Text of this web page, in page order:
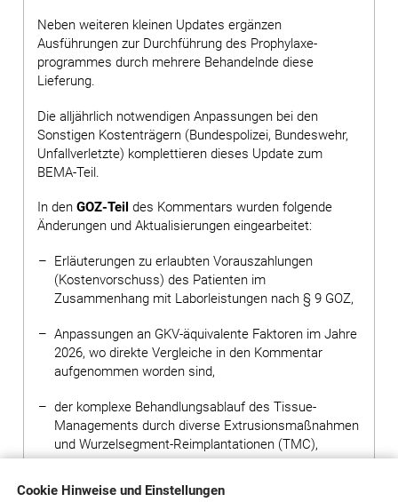
Cookie Hinweise und Einstellungen
Neben weiteren kleinen Updates ergänzen
Ausführungen zur Durchführung des Prophylaxe­
programmes durch mehrere Behandelnde diese
Lieferung.
Die alljährlich notwendigen Anpassungen bei den
Sonstigen Kostenträgern (Bundespolizei, Bundeswehr,
Unfallverletzte) komplettieren dieses Update zum
BEMA-Teil.
In denGOZ-Teil des Kommentars wurden folgende
Änderungen und Aktualisierungen eingearbeitet:
Erläuterungen zu erlaubten Vorauszahlungen
(Kostenvorschuss) des Patienten im
Zusammenhang mit Laborleistungen nach § 9 GOZ,
Anpassungen an GKV-äquivalente Faktoren im Jahre
2026, wo direkte Vergleiche in den Kommentar
aufgenommen worden sind,
der komplexe Behandlungsablauf des Tissue-
Managements durch diverse Extrusions­maßnahmen
und Wurzelsegment-Reimplantationen (TMC),
Mesokonstruktion, zur Protrusions­schiene und zu